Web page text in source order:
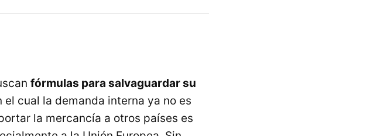
fórmulas para salvaguardar su
cual la demanda interna ya no es
la mercancía a otros países es